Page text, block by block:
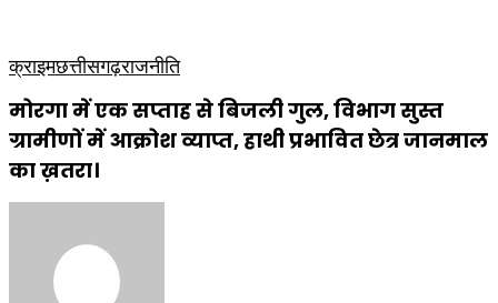
क्राइमछत्तीसगढ़राजनीति
मोरगा में एक सप्ताह से बिजली गुल, विभाग सुस्त
ग्रामीणों में आक्रोश व्याप्त, हाथी प्रभावित छेत्र जानमाल
का ख़तरा।